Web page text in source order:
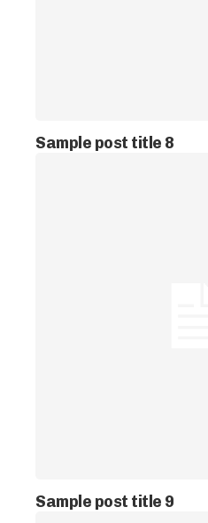
Sample post title 8
Sample post title 9